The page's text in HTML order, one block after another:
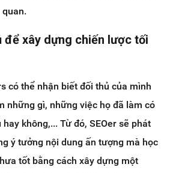
để xây dựng chiến lược tối
có thể nhận biết đối thủ của mình
những gì, những việc họ đã làm có
không,... Từ đó, SEOer sẽ phát
ý tưởng nội dung ấn tượng mà học
tốt bằng cách xây dựng một